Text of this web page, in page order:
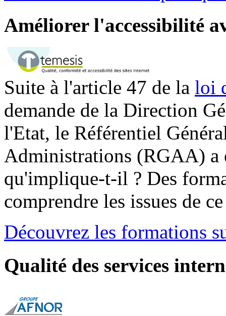
Améliorer l'accessibilité
Suite à l'article 47 de la loi
demande de la Direction
l'Etat, le Référentiel
Administrations (RGAA) a
qu'implique-t-il ? Des
comprendre les issues de
Découvrez les formations
Qualité des services